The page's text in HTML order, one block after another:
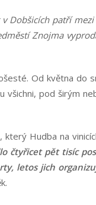
patří
Znojma
Od května do
pod širým
Hudba na
pět tisíc
letos jich